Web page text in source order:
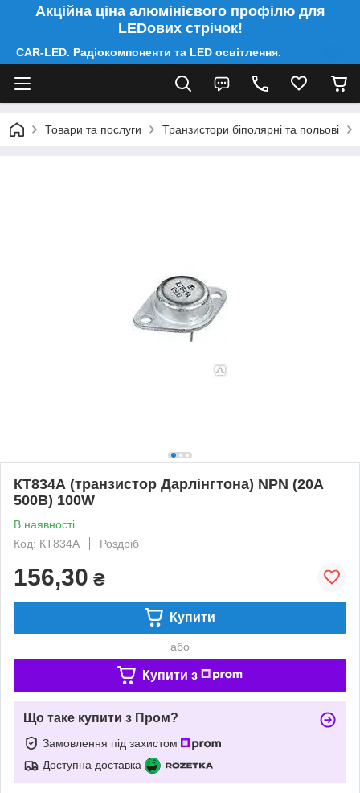
Акційна ціна алюмінієвого профілю для
LEDових стрічок!
CAR-LED. Радіокомпоненти та LED освітлення.
Товари та послуги Транзистори біполярні та польові
КТ834А (транзистор Дарлінгтона) NPN (20А
500В) 100W
В наявності
Код: КТ834А
Роздріб
156,30 ₴
Купити
або
Купити з
Що таке купити з Пром?
Замовлення під захистом
Доступна доставка